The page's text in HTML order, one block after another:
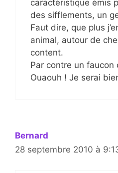
caractéristique émis
des sifflements, un
Faut dire, que plus
animal, autour de
content.
Par contre un faucon
Ouaouh ! Je serai
Bernard
28 septembre 2010 à